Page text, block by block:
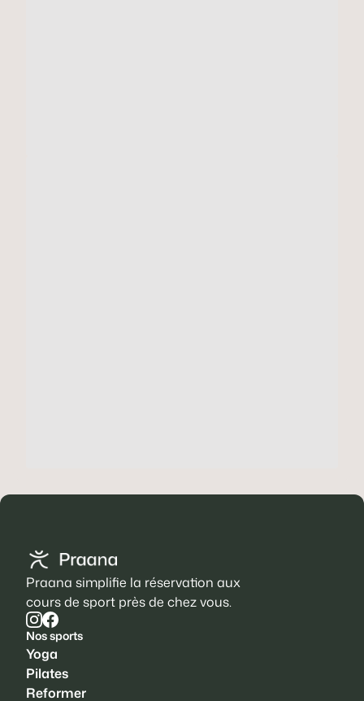
Praana simplifie la réservation aux
cours de sport près de chez vous.
Nos sports
Yoga
Pilates
Reformer